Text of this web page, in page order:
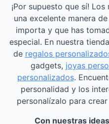
¡Por supuesto que sí!
una excelente manera
importa y que has
especial. En nuestra
de regalos
gadgets, joyas
personalizados.
personalidad y los
personalízalo para
Con nuestras